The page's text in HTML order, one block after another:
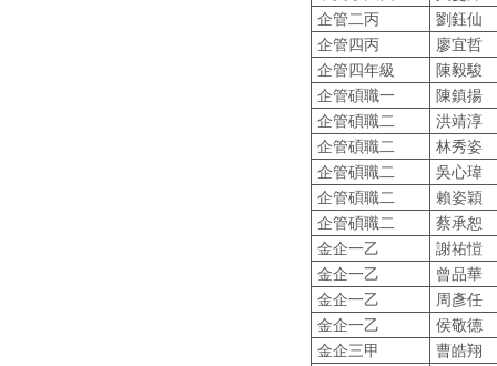
企管二丙
劉鈺仙
企管四丙
廖宜哲
企管四年級
陳毅駿
企管碩職一
陳鎮揚
企管碩職二
洪靖淳
企管碩職二
林秀姿
企管碩職二
吳心瑋
企管碩職二
賴姿穎
企管碩職二
蔡承恕
金企一乙
謝祐愷
金企一乙
曾品華
金企一乙
周彥任
金企一乙
侯敬德
金企三甲
曹皓翔